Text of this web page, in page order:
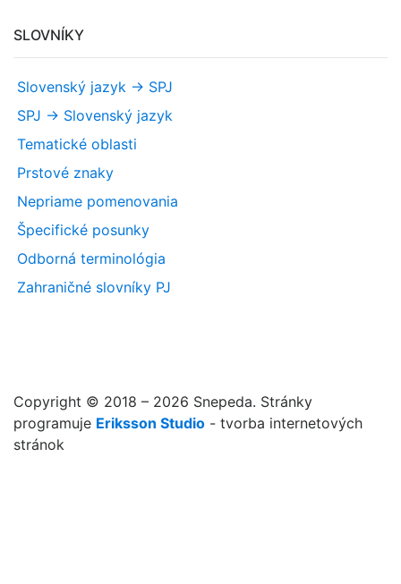
SLOVNÍKY
Slovenský jazyk -> SPJ
SPJ -> Slovenský jazyk
Tematické oblasti
Prstové znaky
Nepriame pomenovania
Špecifické posunky
Odborná terminológia
Zahraničné slovníky PJ
Copyright © 2018 – 2026 Snepeda. Stránky
programuje Eriksson Studio - tvorba internetových
stránok